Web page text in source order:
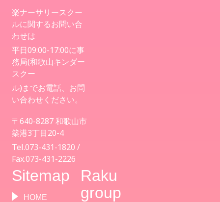
楽ナーサリースクー
ルに関するお問い合
わせは
平日09:00-17:00に事
務局(和歌山キンダー
スクー
ル)までお電話、お問
い合わせください。
〒640-8287 和歌山市
築港3丁目20-4
Tel.073-431-1820 /
Fax.073-431-2226
Sitemap
HOME
Raku
group